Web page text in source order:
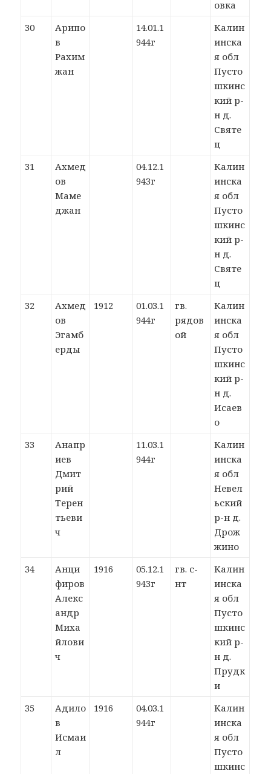
овка
30
Арипо
в
Рахим
жан
14.01.1
944г
Калин
инска
я обл
Пусто
шкинс
кий р-
н д.
Святе
ц
31
Ахмед
ов
Маме
джан
04.12.1
943г
Калин
инска
я обл
Пусто
шкинс
кий р-
н д.
Святе
ц
32
Ахмед
ов
Эгамб
ерды
1912
01.03.1
944г
гв.
рядов
ой
Калин
инска
я обл
Пусто
шкинс
кий р-
н д.
Исаев
о
33
Анапр
иев
Дмит
рий
Терен
тьеви
ч
11.03.1
944г
Калин
инска
я обл
Невел
ьский
р-н д.
Дрож
жино
34
Анци
фиров
Алекс
андр
Миха
йлови
ч
1916
05.12.1
943г
гв. с-
нт
Калин
инска
я обл
Пусто
шкинс
кий р-
н д.
Прудк
и
35
Адило
в
Исмаи
л
1916
04.03.1
944г
Калин
инска
я обл
Пусто
шкинс